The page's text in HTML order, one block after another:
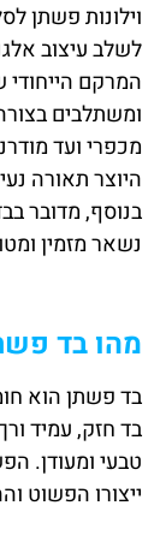
וילונות פשתן
לשלב עיצוב
המרקם הייחודי
ומשתלבים בצורה
מכפרי ועד
היוצר תאורה
בנוסף, מדובר
נשאר מזמין
מהו בד פשתן
בד פשתן הוא
בד חזק, עמיד
טבעי ומעודן.
ייצורו הפשוט